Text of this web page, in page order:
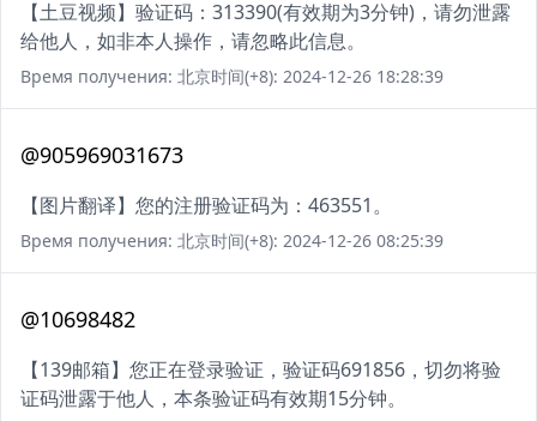
【土豆视频】验证码：313390(有效期为3分钟)，请勿泄露
给他人，如非本人操作，请忽略此信息。
Время получения: 北京时间(+8): 2024-12-26 18:28:39
@905969031673
【图片翻译】您的注册验证码为：463551。
Время получения: 北京时间(+8): 2024-12-26 08:25:39
@10698482
【139邮箱】您正在登录验证，验证码691856，切勿将验
证码泄露于他人，本条验证码有效期15分钟。